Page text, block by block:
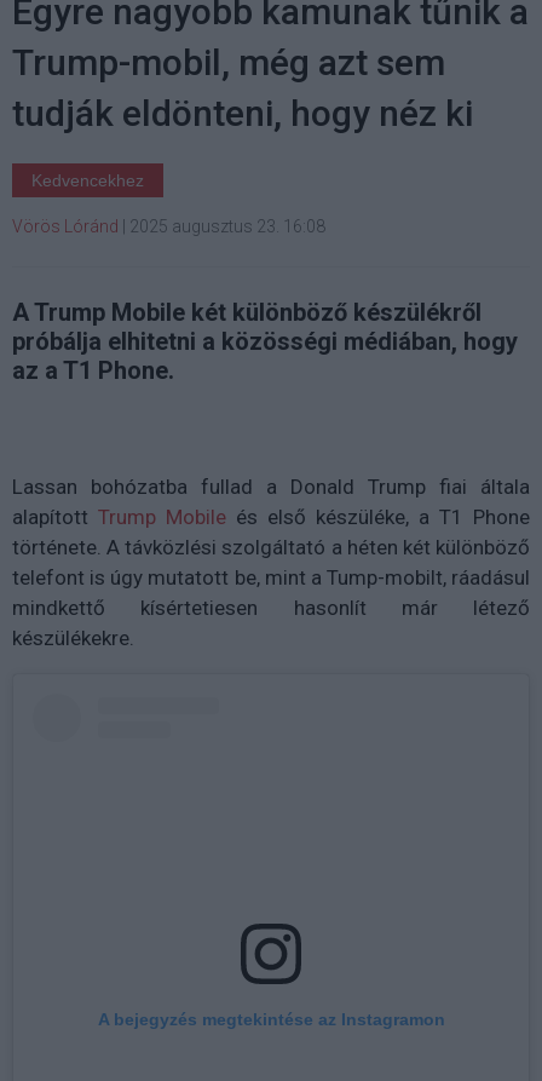
Egyre nagyobb kamunak tűnik a
Trump-mobil, még azt sem
tudják eldönteni, hogy néz ki
Kedvencekhez
Vörös Lóránd 2025 augusztus 23. 16:08
A Trump Mobile két különböző készülékről
próbálja elhitetni a közösségi médiában, hogy
az a T1 Phone.
Lassan bohózatba fullad a Donald Trump fiai általa
alapított Trump Mobile és első készüléke, a T1 Phone
története. A távközlési szolgáltató a héten két különböző
telefont is úgy mutatott be, mint a Tump-mobilt, ráadásul
mindkettő kísértetiesen hasonlít már létező
készülékekre.
A bejegyzés megtekintése az Instagramon